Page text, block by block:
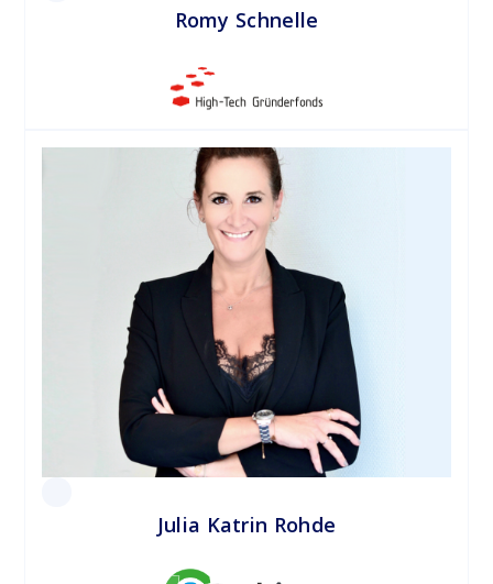
Romy Schnelle
Julia Katrin Rohde